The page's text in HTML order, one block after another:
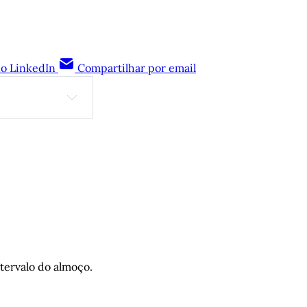
LinkedIn Compartilhar por email
Oliveira
política de
do almoço.